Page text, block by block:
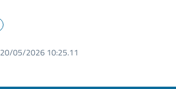
20/05/2026 10:25.11